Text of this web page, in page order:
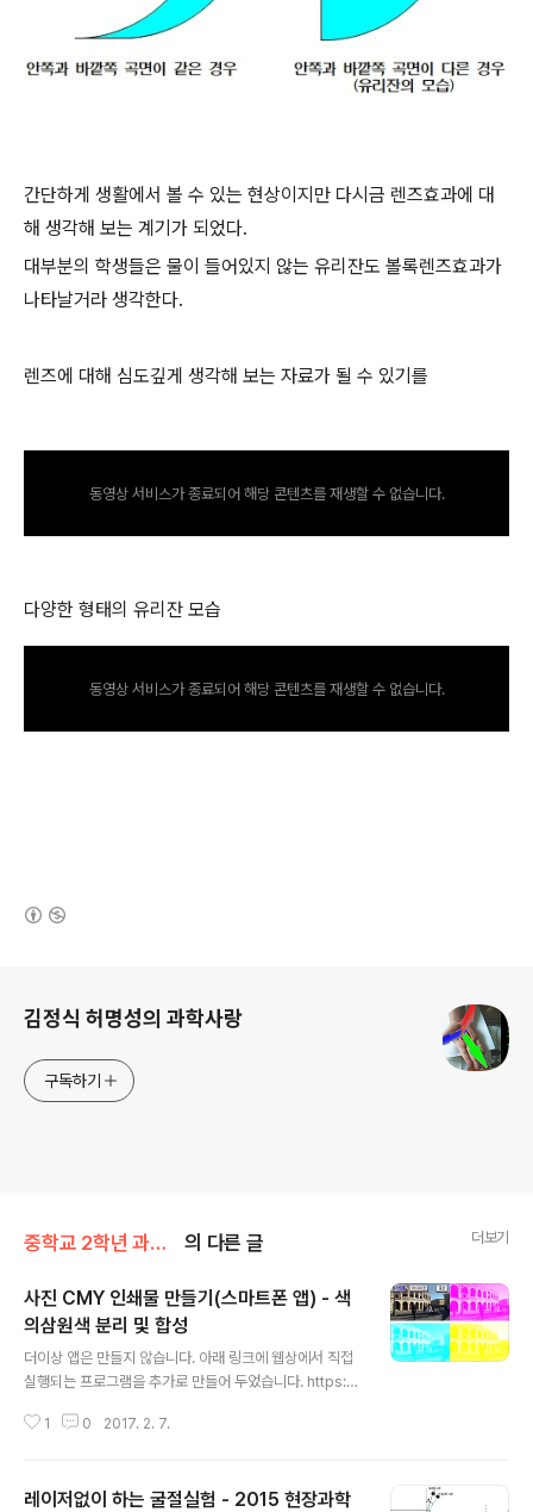
간단하게 생활에서 볼 수 있는 현상이지만 다시금 렌즈효과에 대
해 생각해 보는 계기가 되었다.
대부분의 학생들은 물이 들어있지 않는 유리잔도 볼록렌즈효과가
나타날거라 생각한다.
렌즈에 대해 심도깊게 생각해 보는 자료가 될 수 있기를
동영상 서비스가 종료되어 해당 콘텐츠를 재생할 수 없습니다.
다양한 형태의 유리잔 모습
동영상 서비스가 종료되어 해당 콘텐츠를 재생할 수 없습니다.
김정식 허명성의 과학사랑
구독하기
중학교 2학년 과학/3단원 (빛) 의 다른 글 더보기
사진 CMY 인쇄물 만들기(스마트폰 앱) - 색
의삼원색 분리 및 합성
더이상 앱은 만들지 않습니다. 아래 링크에 웹상에서 직접
실행되는 프로그램을 추가로 만들어 두었습니다. https://
(CMY 인쇄물 만들기)가지고 있는 사진을 색의 삼원색(Cy
로 할 수 있도록 다시 만들었다.아래sciencelove.com -
1 0 2017. 2. 7.
레이저없이 하는 굴절실험 - 2015 현장과학